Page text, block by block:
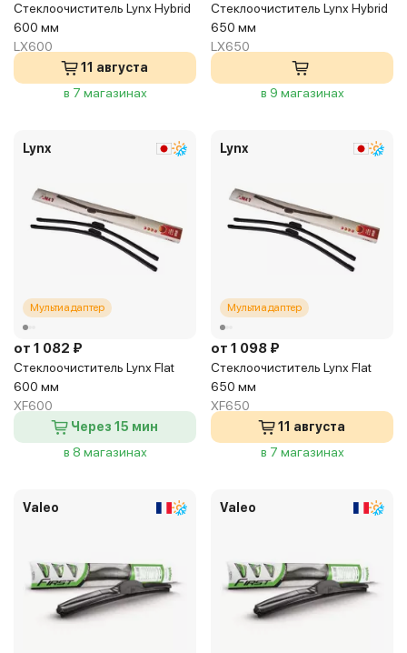
Стеклоочиститель Lynx Hybrid
600 мм
LX600
11 августа
в 7 магазинах
Стеклоочиститель Lynx Hybrid
650 мм
LX650
в 9 магазинах
Lynx
Мультиадаптер
от 1 082 ₽
Стеклоочиститель Lynx Flat
600 мм
XF600
Через 15 мин
в 8 магазинах
Lynx
Мультиадаптер
от 1 098 ₽
Стеклоочиститель Lynx Flat
650 мм
XF650
11 августа
в 7 магазинах
Valeo Valeo